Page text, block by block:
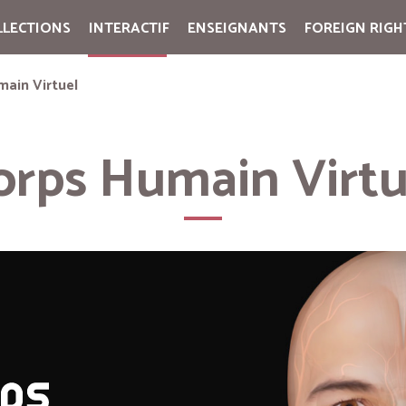
INTERACTIF ENSEIGNANTS FOREIGN
Virtuel
Humain